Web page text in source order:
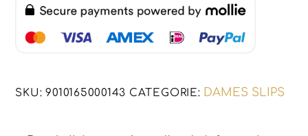
Maat
L
SKU:9010165000143 CATEGORIE: DAMES SLIPS